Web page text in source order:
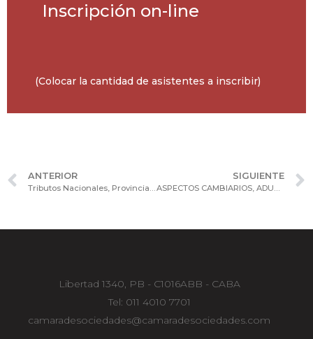
Inscripción on-line
(Colocar la cantidad de asistentes a inscribir)
ANTERIOR SIGUIENTE
Libertad 1340, PB - C1016ABB - CABA
Tel: 011 4010 7701
camaradesociedades@camaradesociedades.com